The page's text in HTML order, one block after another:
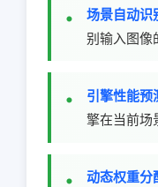
场景自动识
别输入图像
引擎性能预
擎在当前场
动态权重分